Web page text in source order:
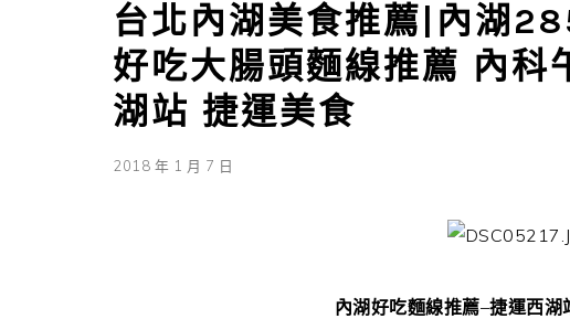
台北內湖美食推薦|內湖
好吃大腸頭麵線推薦 內科
湖站 捷運美食
2018 年 1 月 7 日
內湖好吃麵線推薦–捷運西湖